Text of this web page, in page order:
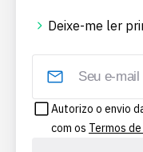
Deixe-me ler
Autorizo o envio
com os Termos de